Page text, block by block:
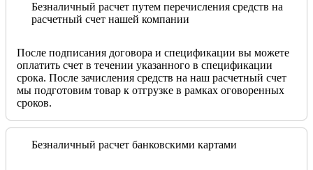
Безналичный расчет путем перечисления средств на
расчетный счет нашей компании
После подписания договора и спецификации вы можете
оплатить счет в течении указанного в спецификации
срока. После зачисления средств на наш расчетный счет
мы подготовим товар к отгрузке в рамках оговоренных
сроков.
Безналичный расчет банковскими картами